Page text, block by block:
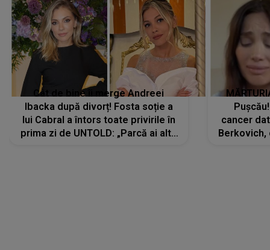
Cât de bine îi merge Andreei
Ibacka după divorț! Fosta soție a
lui Cabral a întors toate privirile în
prima zi de UNTOLD: „Parcă ai altă
cancer
Berkovich,